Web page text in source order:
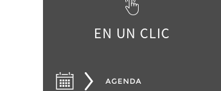
EN UN CLIC
AGENDA